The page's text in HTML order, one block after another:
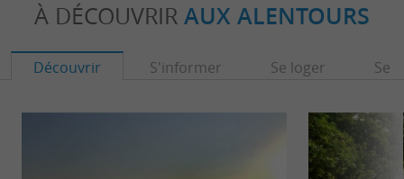
À DÉCOUVRIR AUX ALENTOURS
Découvrir S'informer Se loger Se